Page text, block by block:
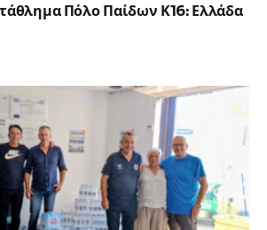
Πόλο Παίδων Κ16: Ελλάδα